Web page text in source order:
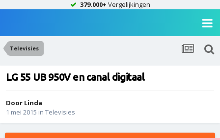
379.000+ Vergelijkingen
Televisies
LG 55 UB 950V en canal digitaal
Door Linda
1 mei 2015 in Televisies